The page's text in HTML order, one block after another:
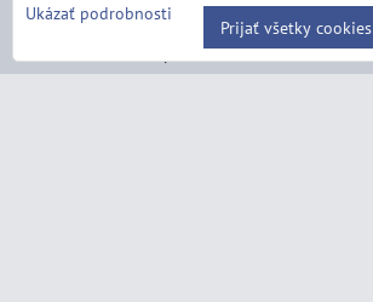
obchodná pôsobnosť:
Ukázať podrobnosti
Prijať všetky cookies